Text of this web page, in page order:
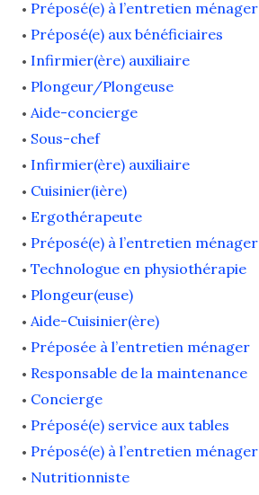
Préposé(e) à l’entretien ménager
Préposé(e) aux bénéficiaires
Infirmier(ère) auxiliaire
Plongeur/Plongeuse
Aide-concierge
Sous-chef
Infirmier(ère) auxiliaire
Cuisinier(ière)
Ergothérapeute
Préposé(e) à l’entretien ménager
Technologue en physiothérapie
Plongeur(euse)
Aide-Cuisinier(ère)
Préposée à l’entretien ménager
Responsable de la maintenance
Concierge
Préposé(e) service aux tables
Préposé(e) à l’entretien ménager
Nutritionniste